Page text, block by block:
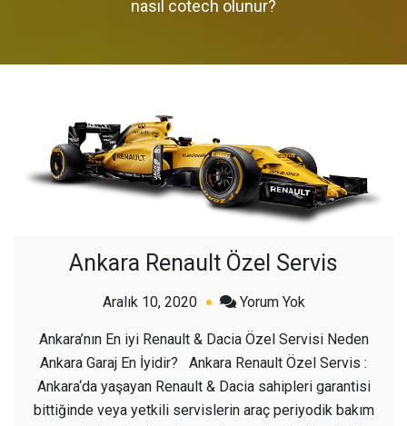
nasıl cotech olunur?
Ankara Renault Özel Servis
Aralık 10, 2020 Yorum Yokaçık
Renault
Özel
Servis
Ankara’nın En iyi Renault & Dacia Özel Servisi Neden
Ankara Garaj En İyidir? Ankara Renault Özel Servis :
Ankara‘da yaşayan Renault & Dacia sahipleri garantisi
bittiğinde veya yetkili servislerin araç periyodik bakım